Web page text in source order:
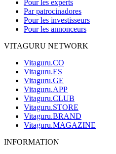
Pour les experts
Par patrocinadores
Pour les investisseurs
Pour les annonceurs
VITAGURU NETWORK
Vitaguru.CO
Vitaguru.ES
Vitaguru.GE
Vitaguru.APP
Vitaguru.CLUB
Vitaguru.STORE
Vitaguru.BRAND
Vitaguru.MAGAZINE
INFORMATION